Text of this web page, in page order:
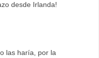
desde Irlanda!
las haría, por la